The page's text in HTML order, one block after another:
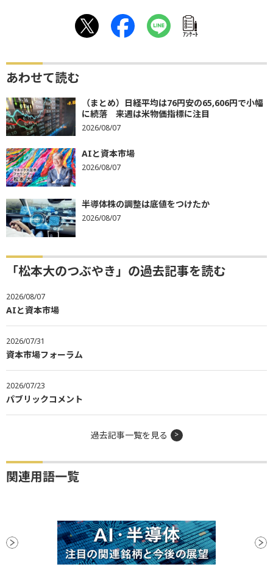
ｱﾝｹｰﾄ
あわせて読む
（まとめ）日経平均は76円安の65,606円で小幅
に続落 来週は米物価指標に注目
2026/08/07
AIと資本市場
2026/08/07
半導体株の調整は底値をつけたか
2026/08/07
「松本大のつぶやき」の過去記事を読む
2026/08/07
AIと資本市場
2026/07/31
資本市場フォーラム
2026/07/23
パブリックコメント
過去記事一覧を見る
関連用語一覧